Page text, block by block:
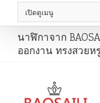
เปิดดูเมนู
นาฬิกาจาก
ออกงาน ทรงสวยห